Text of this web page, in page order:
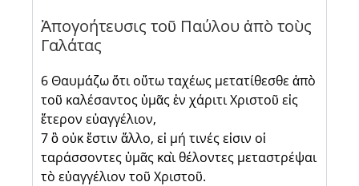
Ἀπογοήτευσις τοῦ Παύλου ἀπὸ τοὺς
Γαλάτας
6 Θαυμάζω ὅτι οὕτω ταχέως μετατίθεσθε ἀπὸ
τοῦ καλέσαντος ὑμᾶς ἐν χάριτι Χριστοῦ εἰς
ἕτερον εὐαγγέλιον,
7 ὃ οὐκ ἔστιν ἄλλο, εἰ μή τινές εἰσιν οἱ
ταράσσοντες ὑμᾶς καὶ θέλοντες μεταστρέψαι
τὸ εὐαγγέλιον τοῦ Χριστοῦ.